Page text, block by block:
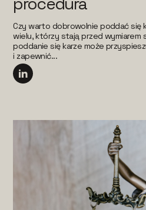
Czy warto dobrowolnie poddać się
wielu, którzy stają przed wymiarem
poddanie się karze może
i zapewnić...